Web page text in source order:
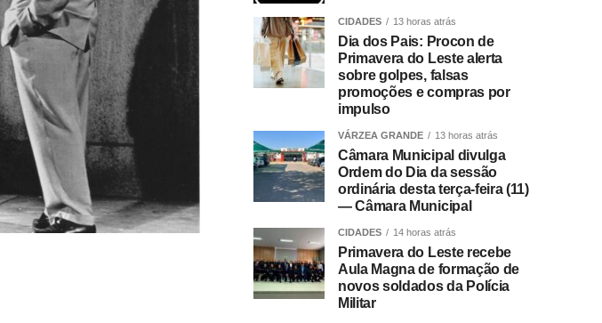
CIDADES 13 horas atrás
Dia dos Pais: Procon de
Primavera do Leste alerta
sobre golpes, falsas
promoções e compras por
impulso
VÁRZEA GRANDE 13 horas atrás
Câmara Municipal divulga
Ordem do Dia da sessão
ordinária desta terça-feira (11)
— Câmara Municipal
CIDADES 14 horas atrás
Primavera do Leste recebe
Aula Magna de formação de
novos soldados da Polícia
Militar